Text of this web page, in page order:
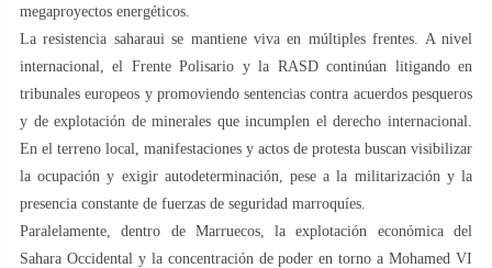
megaproyectos energéticos.
La resistencia saharaui se mantiene viva en múltiples frentes. A nivel
internacional, el Frente Polisario y la RASD continúan litigando en
tribunales europeos y promoviendo sentencias contra acuerdos pesqueros
y de explotación de minerales que incumplen el derecho internacional.
En el terreno local, manifestaciones y actos de protesta buscan visibilizar
la ocupación y exigir autodeterminación, pese a la militarización y la
presencia constante de fuerzas de seguridad marroquíes.
Paralelamente, dentro de Marruecos, la explotación económica del
Sahara Occidental y la concentración de poder en torno a Mohamed VI